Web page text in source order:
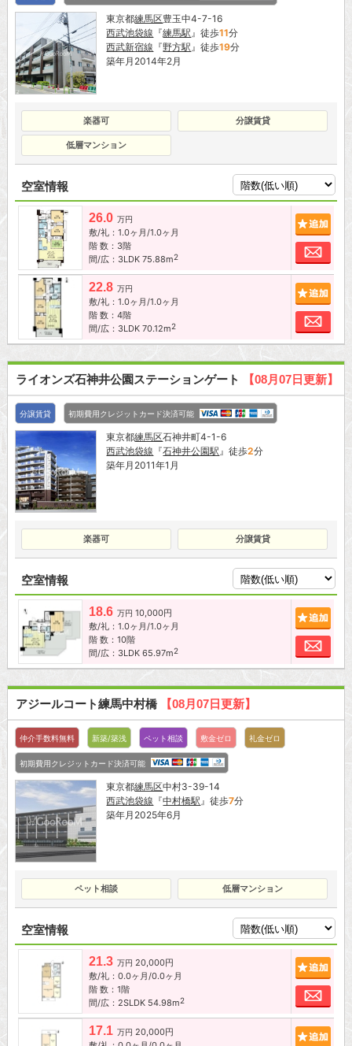
東京都練馬区豊玉中4-7-16
西武池袋線 『練馬駅』徒歩11分
西武新宿線 『野方駅』徒歩19分
築年月2014年2月
楽器可 分譲賃貸
低層マンション
空室情報
26.0 万円
敷/礼：1.0ヶ月/1.0ヶ月
階 数：3階
間/広：3LDK 75.88m2
お
22.8 万円
敷/礼：1.0ヶ月/1.0ヶ月
階 数：4階
間/広：3LDK 70.12m2
お
ライオンズ石神井公園ステーションゲート 【08月07日更新】
分譲賃貸 初期費用クレジットカード決済可能
東京都練馬区石神井町4-1-6
西武池袋線 『石神井公園駅』徒歩2分
築年月2011年1月
楽器可 分譲賃貸
空室情報
18.6 万円 10,000円
敷/礼：1.0ヶ月/1.0ヶ月
階 数：10階
間/広：3LDK 65.97m2
お
アジールコート練馬中村橋 【08月07日更新】
仲介手数料無料 新築/築浅 ペット相談 敷金ゼロ 礼金ゼロ
初期費用クレジットカード決済可能
東京都練馬区中村3-39-14
西武池袋線 『中村橋駅 』徒歩7分
築年月2025年6月
ペット相談 低層マンション
空室情報
21.3 万円 20,000円
敷/礼：0.0ヶ月/0.0ヶ月
階 数：1階
間/広：2SLDK 54.98m2
お
17.1 万円 20,000円